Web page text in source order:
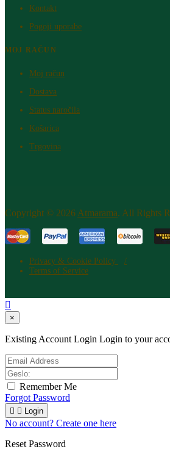
Kontakt
Pogoji uporabe
MOJ RAČUN
Moj račun
Dostava
Status naročila
Košarica
Trgovina
Copyright © 2026 Atm​arama. All Rights
Privacy & Cookie Policy
Terms of Service

×
Existing Account Login Login to your
Remember Me
Forgot Password
  Login
No account? Create one here
Reset Password